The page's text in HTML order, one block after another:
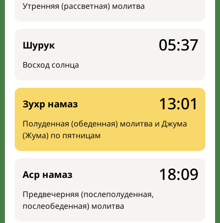
Утренняя (рассветная) молитва
Шурук
Восход солнца
05:37
Зухр намаз
Полуденная (обеденная) молитва и Джума
(Жума) по пятницам
13:01
Аср намаз
Предвечерняя (послеполуденная,
послеобеденная) молитва
18:09